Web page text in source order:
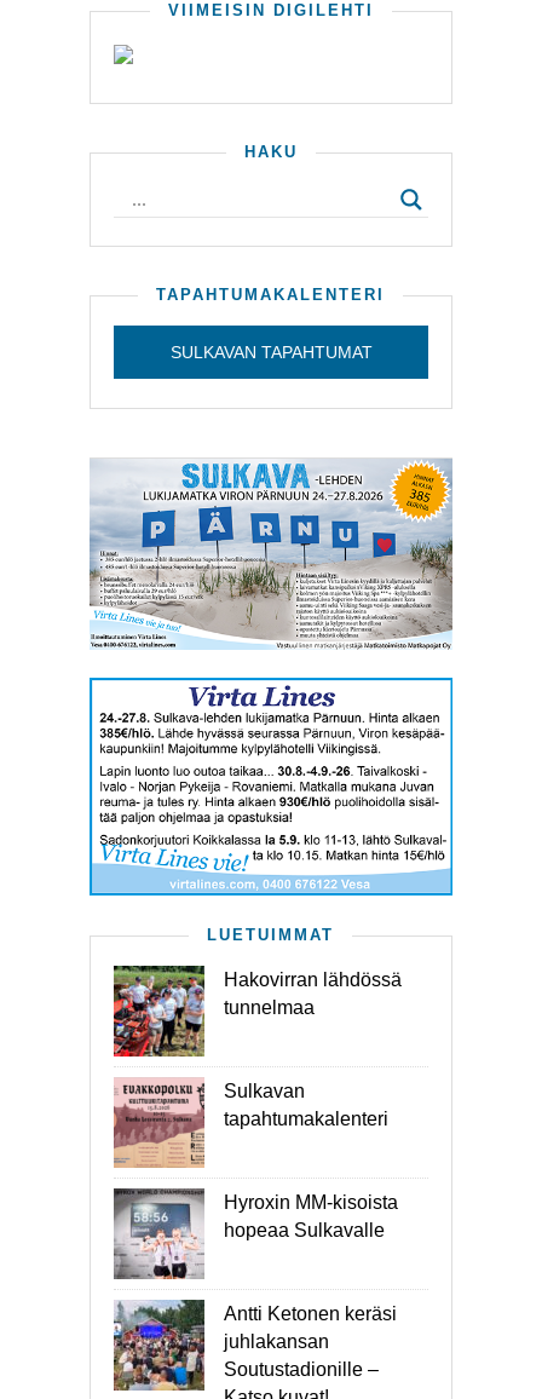
VIIMEISIN DIGILEHTI
HAKU
TAPAHTUMAKALENTERI
SULKAVAN TAPAHTUMAT
LUETUIMMAT
Hakovirran lähdössä
tunnelmaa
Sulkavan
tapahtumakalenteri
Hyroxin MM-kisoista
hopeaa Sulkavalle
Antti Ketonen keräsi
juhlakansan
Soutustadionille –